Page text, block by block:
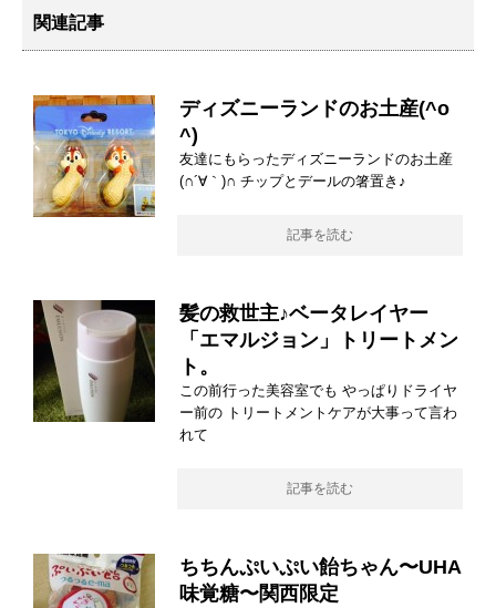
関連記事
ディズニーランドのお土産(^o
^)
友達にもらったディズニーランドのお土産
(∩´∀｀)∩ チップとデールの箸置き♪
記事を読む
髪の救世主♪ベータレイヤー
「エマルジョン」トリートメン
ト。
この前行った美容室でも やっぱりドライヤ
ー前の トリートメントケアが大事って言わ
れて
記事を読む
ちちんぷいぷい飴ちゃん〜UHA
味覚糖〜関西限定